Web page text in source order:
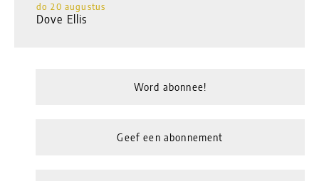
do 20 augustus
Dove Ellis
Word abonnee!
Geef een abonnement